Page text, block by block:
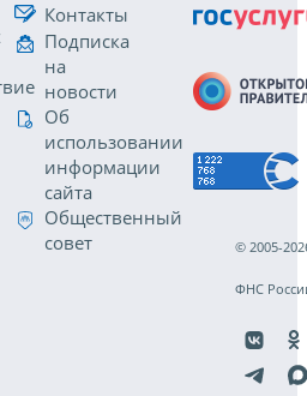
Контакты
Подписка
на
новости
Об
использовании
информации
сайта
Общественный
совет
© 2005-
ФНС